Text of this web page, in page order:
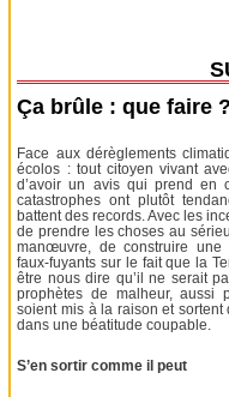
Ça brûle : que faire ?
Face aux dérèglements
écolos : tout citoyen vivant
d’avoir un avis qui prend en
catastrophes ont plutôt
battent des records. Avec les
de prendre les choses au
manœuvre, de construire une
faux-fuyants sur le fait que la
être nous dire qu’il ne serait
prophètes de malheur, aussi
soient mis à la raison et sortent
dans une béatitude coupable.
S’en sortir comme il peut